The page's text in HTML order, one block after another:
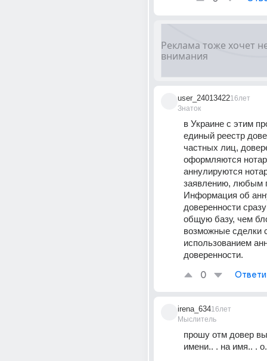
user_24013422
Знаток
16лет
в Украине с этим
единый реестр
частных лиц,
оформляются
аннулируются
заявлению, любым
Информация об
доверенности
общую базу, чем
возможные сделки
использованием
доверенности.
0
irena_634
Мыслитель
16лет
прошу отм довер
имени.. . на имя.. .